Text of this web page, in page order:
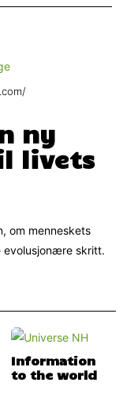
ny
livets
om menneskets
evolusjonære skritt.
Information
to the world